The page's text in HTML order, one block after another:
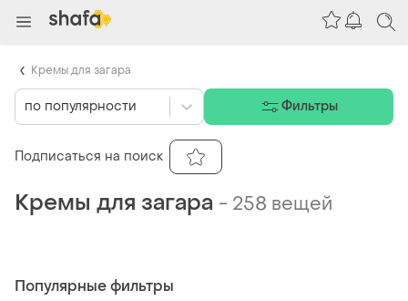
Кремы для загара - 258 вещей
Популярные фильтры
по популярности Фильтры
Подписаться на поиск
Кремы для загара